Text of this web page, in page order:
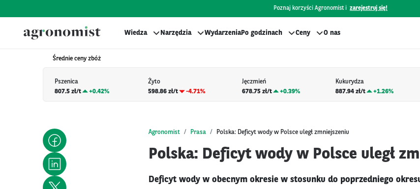
Poznaj korzyści Agronomist i zarejestruj się!
Wiedza Narzędzia WydarzeniaPo godzinach Ceny O nas
Średnie ceny zbóż
Pszenica
807.5 zł/t
+0.42%
Żyto
598.86 zł/t
-4.71%
Jęczmień
678.75 zł/t
+0.39%
Kukurydza
887.94 zł/t
+1.26%
Agronomist Prasa Polska: Deficyt wody w Polsce uległ zmniejszeniu
Polska: Deficyt wody w Polsce uległ
Deficyt wody w obecnym okresie w stosunku do poprzedniego